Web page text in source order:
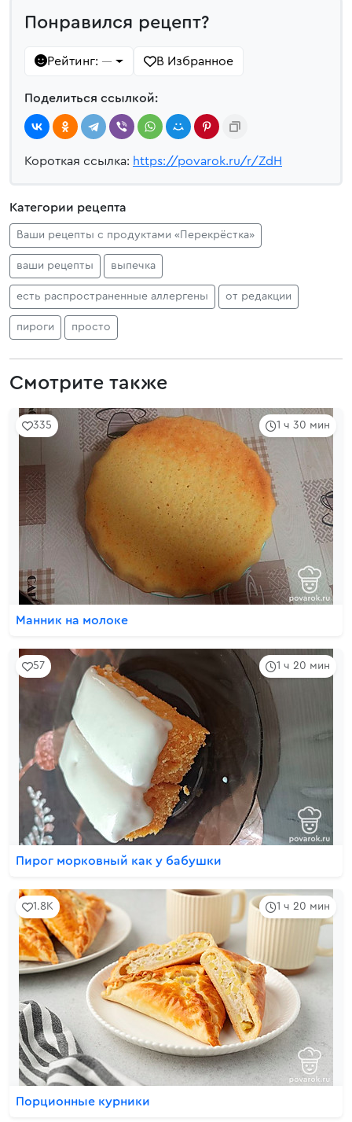
Понравился рецепт?
Рейтинг: — В Избранное
Поделиться ссылкой:
Короткая ссылка: https://povarok.ru/r/ZdH
Категории рецепта
Ваши рецепты с продуктами «Перекрёстка»
ваши рецепты выпечка
есть распространенные аллергены от редакции
пироги просто
Смотрите также
1 ч 30 мин
335
Манник на молоке
1 ч 20 мин
57
Пирог морковный как у бабушки
1 ч 20 мин
1.8K
Порционные курники